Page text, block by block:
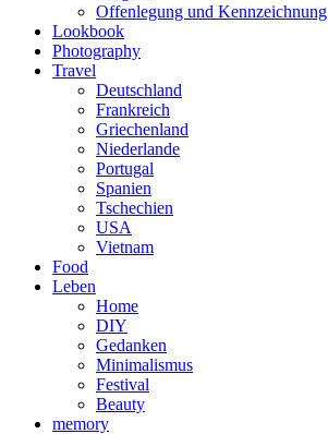
Offenlegung und Kennzeichnung
Lookbook
Photography
Travel
Deutschland
Frankreich
Griechenland
Niederlande
Portugal
Spanien
Tschechien
USA
Vietnam
Food
Leben
Home
DIY
Gedanken
Minimalismus
Festival
Beauty
memory